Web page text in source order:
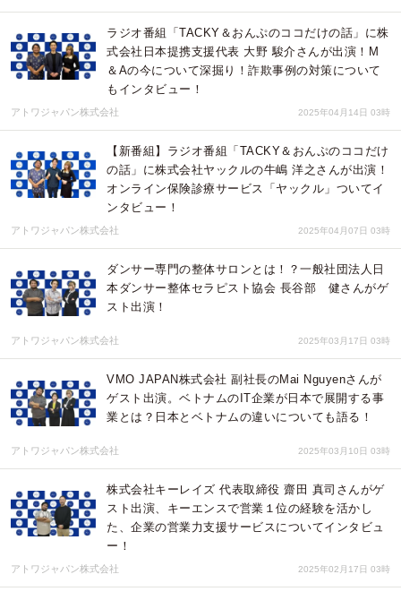
ラジオ番組「TACKY＆おんぷのココだけの話」に株
式会社日本提携支援代表 大野 駿介さんが出演！M
＆Aの今について深掘り！詐欺事例の対策について
もインタビュー！
アトワジャパン株式会社 2025年04月14日 03時
【新番組】ラジオ番組「TACKY＆おんぷのココだけ
の話」に株式会社ヤックルの牛嶋 洋之さんが出演！
オンライン保険診療サービス「ヤックル」ついてイ
ンタビュー！
アトワジャパン株式会社 2025年04月07日 03時
ダンサー専門の整体サロンとは！？一般社団法人日
本ダンサー整体セラピスト協会 長谷部 健さんがゲ
スト出演！
アトワジャパン株式会社 2025年03月17日 03時
VMO JAPAN株式会社 副社長のMai Nguyenさんが
ゲスト出演。ベトナムのIT企業が日本で展開する事
業とは？日本とベトナムの違いについても語る！
アトワジャパン株式会社 2025年03月10日 03時
株式会社キーレイズ 代表取締役 齋田 真司さんがゲ
スト出演、キーエンスで営業１位の経験を活かし
た、企業の営業力支援サービスについてインタビュ
ー！
アトワジャパン株式会社 2025年02月17日 03時